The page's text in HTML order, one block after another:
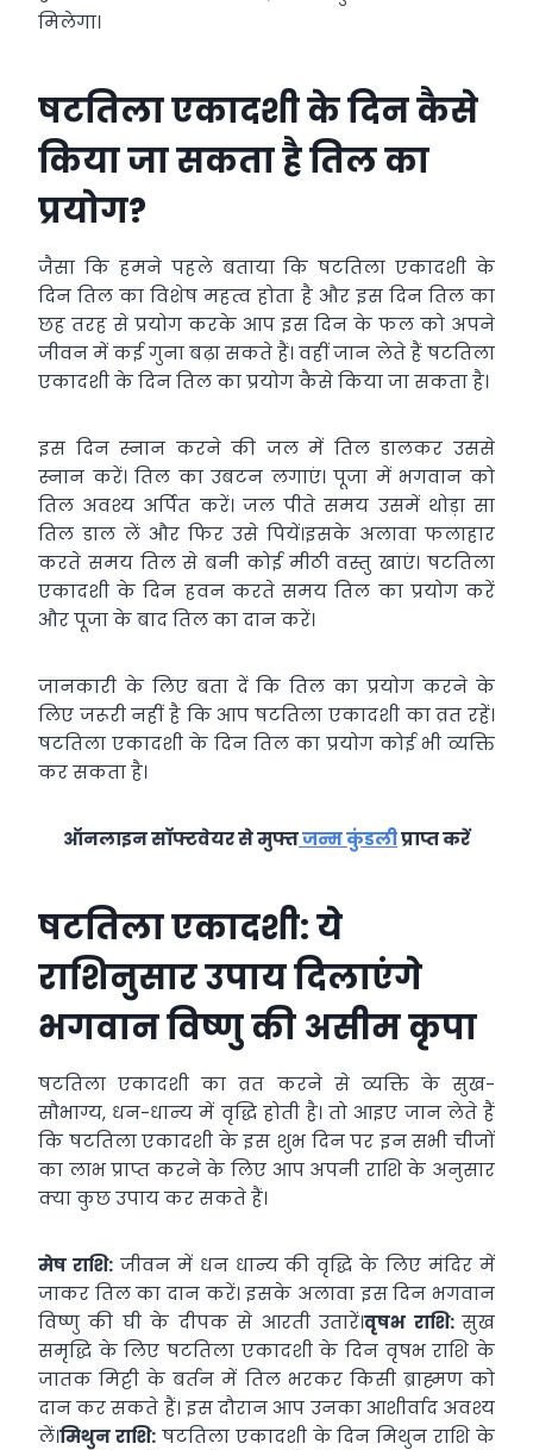
मिलेगा।
षटतिला एकादशी के दिन कैसे
किया जा सकता है तिल का
प्रयोग?
जैसा कि हमने पहले बताया कि षटतिला एकादशी के
दिन तिल का विशेष महत्व होता है और इस दिन तिल का
छह तरह से प्रयोग करके आप इस दिन के फल को अपने
जीवन में कई गुना बढ़ा सकते हैं। वहीं जान लेते हैं षटतिला
एकादशी के दिन तिल का प्रयोग कैसे किया जा सकता है।
इस दिन स्नान करने की जल में तिल डालकर उससे
स्नान करें। तिल का उबटन लगाएं। पूजा में भगवान को
तिल अवश्य अर्पित करें। जल पीते समय उसमें थोड़ा सा
तिल डाल लें और फिर उसे पियें।इसके अलावा फलाहार
करते समय तिल से बनी कोई मीठी वस्तु खाएं। षटतिला
एकादशी के दिन हवन करते समय तिल का प्रयोग करें
और पूजा के बाद तिल का दान करें।
जानकारी के लिए बता दें कि तिल का प्रयोग करने के
लिए जरूरी नहीं है कि आप षटतिला एकादशी का व्रत रहें।
षटतिला एकादशी के दिन तिल का प्रयोग कोई भी व्यक्ति
कर सकता है।
ऑनलाइन सॉफ्टवेयर से मुफ्तजन्म कुंडलीप्राप्त करें
षटतिला एकादशी: ये
राशिनुसार उपाय दिलाएंगे
भगवान विष्णु की असीम कृपा
षटतिला एकादशी का व्रत करने से व्यक्ति के सुख-
सौभाग्य, धन-धान्य में वृद्धि होती है। तो आइए जान लेते हैं
कि षटतिला एकादशी के इस शुभ दिन पर इन सभी चीजों
का लाभ प्राप्त करने के लिए आप अपनी राशि के अनुसार
क्या कुछ उपाय कर सकते हैं।
मेष राशि:जीवन में धन धान्य की वृद्धि के लिए मंदिर में
जाकर तिल का दान करें। इसके अलावा इस दिन भगवान
विष्णु की घी के दीपक से आरती उतारें।वृषभ राशि:सुख
समृद्धि के लिए षटतिला एकादशी के दिन वृषभ राशि के
जातक मिट्टी के बर्तन में तिल भरकर किसी ब्राह्मण को
दान कर सकते हैं। इस दौरान आप उनका आशीर्वाद अवश्य
लें।मिथुन राशि:षटतिला एकादशी के दिन मिथुन राशि के